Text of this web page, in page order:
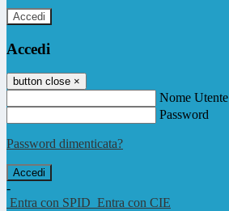
Accedi
Accedi
button close ×
Nome Utente
Password
Password dimenticata?
-
Entra con SPID Entra con CIE